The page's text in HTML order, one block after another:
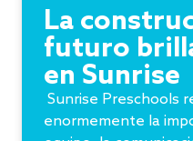
La
futuro
en Sunrise
Sunrise Preschools
enormemente la